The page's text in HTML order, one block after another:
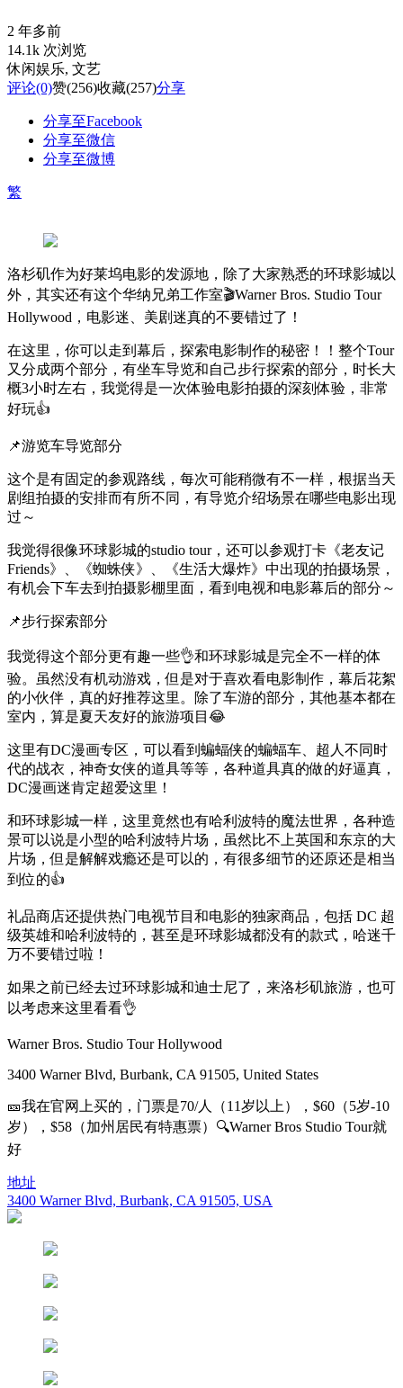
2 年多前
14.1k 次浏览
休闲娱乐, 文艺
评论(0)赞(256)收藏(257)分享
分享至Facebook
分享至微信
分享至微博
繁
洛杉矶作为好莱坞电影的发源地，除了大家熟悉的环球影城以
外，其实还有这个华纳兄弟工作室🎬Warner Bros. Studio Tour
Hollywood，电影迷、美剧迷真的不要错过了！
在这里，你可以走到幕后，探索电影制作的秘密！！整个Tour
又分成两个部分，有坐车导览和自己步行探索的部分，时长大
概3小时左右，我觉得是一次体验电影拍摄的深刻体验，非常
好玩👍
📌游览车导览部分
这个是有固定的参观路线，每次可能稍微有不一样，根据当天
剧组拍摄的安排而有所不同，有导览介绍场景在哪些电影出现
过～
我觉得很像环球影城的studio tour，还可以参观打卡《老友记
Friends》、《蜘蛛侠》、《生活大爆炸》中出现的拍摄场景，
有机会下车去到拍摄影棚里面，看到电视和电影幕后的部分～
📌步行探索部分
我觉得这个部分更有趣一些👌和环球影城是完全不一样的体
验。虽然没有机动游戏，但是对于喜欢看电影制作，幕后花絮
的小伙伴，真的好推荐这里。除了车游的部分，其他基本都在
室内，算是夏天友好的旅游项目😂
这里有DC漫画专区，可以看到蝙蝠侠的蝙蝠车、超人不同时
代的战衣，神奇女侠的道具等等，各种道具真的做的好逼真，
DC漫画迷肯定超爱这里！
和环球影城一样，这里竟然也有哈利波特的魔法世界，各种造
景可以说是小型的哈利波特片场，虽然比不上英国和东京的大
片场，但是解解戏瘾还是可以的，有很多细节的还原还是相当
到位的👍
礼品商店还提供热门电视节目和电影的独家商品，包括 DC 超
级英雄和哈利波特的，甚至是环球影城都没有的款式，哈迷千
万不要错过啦！
如果之前已经去过环球影城和迪士尼了，来洛杉矶旅游，也可
以考虑来这里看看👌
Warner Bros. Studio Tour Hollywood
3400 Warner Blvd, Burbank, CA 91505, United States
🎫我在官网上买的，门票是70/人（11岁以上），$60（5岁-10
岁），$58（加州居民有特惠票）🔍Warner Bros Studio Tour就
好
地址
3400 Warner Blvd, Burbank, CA 91505, USA